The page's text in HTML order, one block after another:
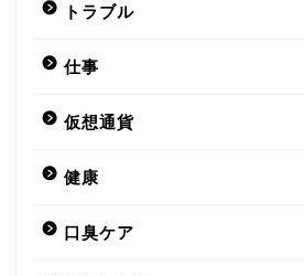
トラブル
仕事
仮想通貨
健康
口臭ケア